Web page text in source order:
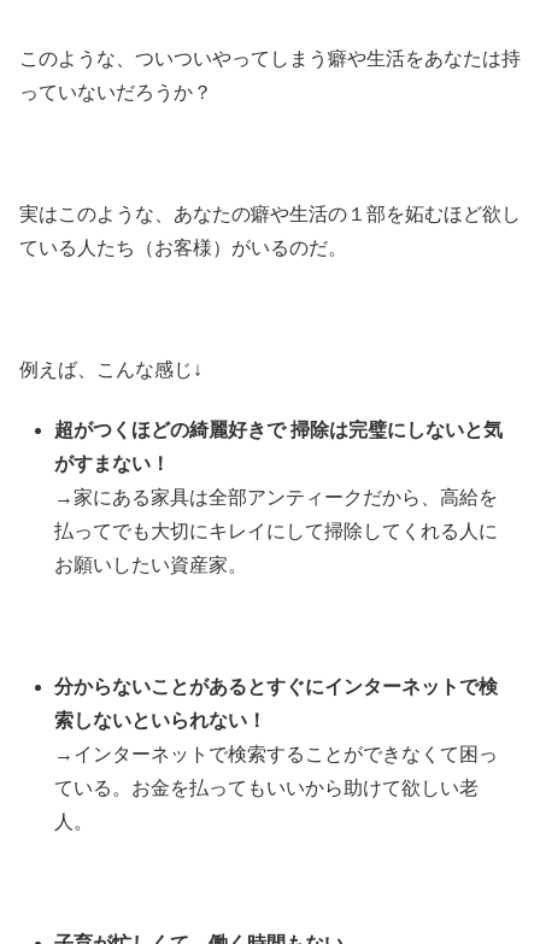
このような、ついついやってしまう癖や生活をあなたは持
っていないだろうか？
実はこのような、あなたの癖や生活の１部を妬むほど欲し
ている人たち（お客様）がいるのだ。
例えば、こんな感じ↓
超がつくほどの綺麗好きで 掃除は完璧にしないと気
がすまない！
→家にある家具は全部アンティークだから、高給を
払ってでも大切にキレイにして掃除してくれる人に
お願いしたい資産家。
分からないことがあるとすぐにインターネットで検
索しないといられない！
→インターネットで検索することができなくて困っ
ている。お金を払ってもいいから助けて欲しい老
人。